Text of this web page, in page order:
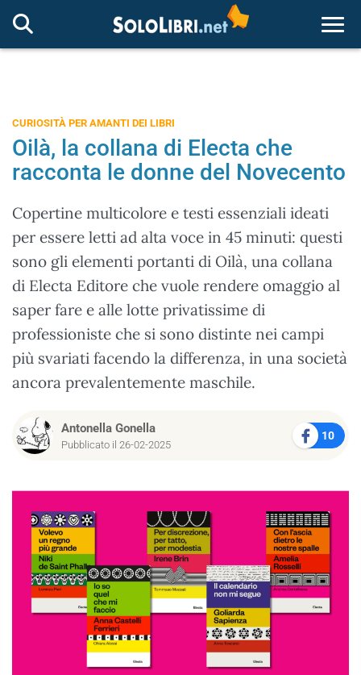
CURIOSITÀ PER AMANTI DEI LIBRI
Oilà, la collana di Electa che
racconta le donne del Novecento
Copertine multicolore e testi essenziali ideati
per essere letti ad alta voce in 45 minuti: questi
sono gli elementi portanti di Oilà, una collana
di Electa Editore che vuole rendere omaggio al
saper fare e alle lotte privatissime di
professioniste che si sono distinte nei campi
più svariati facendo la differenza, in una società
ancora prevalentemente maschile.
Antonella Gonella
Pubblicato il 26-02-2025
10